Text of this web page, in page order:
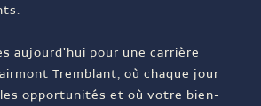
aujourd'hui pour une carrière
Tremblant, où chaque jour
opportunités et où votre bien-